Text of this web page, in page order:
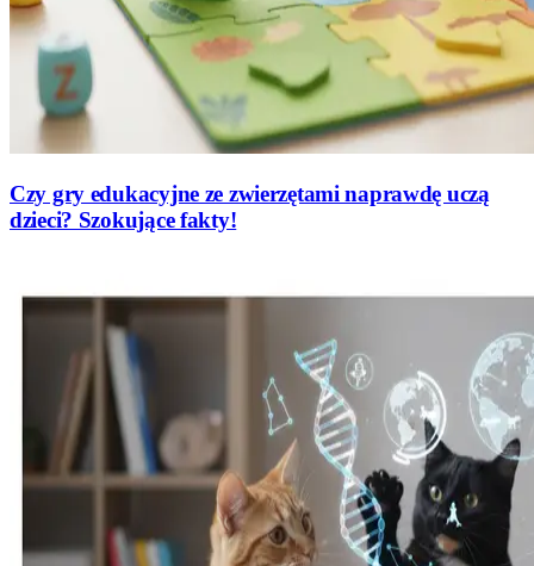
Czy gry edukacyjne ze zwierzętami naprawdę uczą
dzieci? Szokujące fakty!